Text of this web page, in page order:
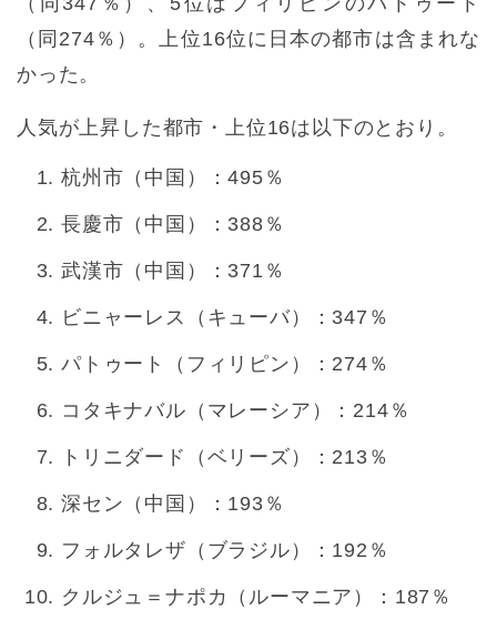
（同274％）。上位16位に日本の都市は含まれな
かった。
人気が上昇した都市・上位16は以下のとおり。
杭州市（中国）：495％
長慶市（中国）：388％
武漢市（中国）：371％
ビニャーレス（キューバ）：347％
パトゥート（フィリピン）：274％
コタキナバル（マレーシア）：214％
トリニダード（ベリーズ）：213％
深セン（中国）：193％
フォルタレザ（ブラジル）：192％
クルジュ＝ナポカ（ルーマニア）：187％